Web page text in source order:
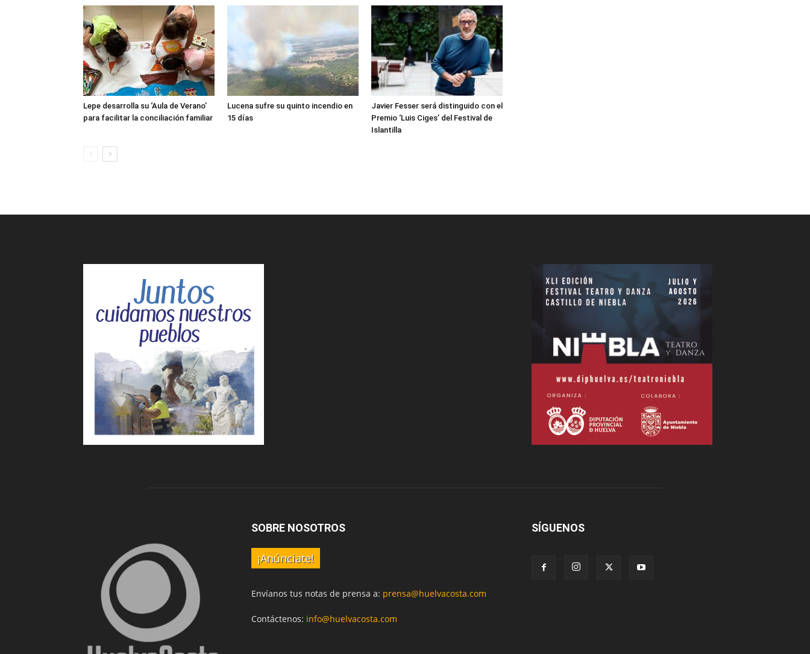
Lepe desarrolla su ‘Aula de Verano’
para facilitar la conciliación familiar
Lucena sufre su quinto incendio en
15 días
Javier Fesser será distinguido con el
Premio ‘Luis Ciges’ del Festival de
Islantilla
SOBRE NOSOTROS
¡Anúnciate!
Envíanos tus notas de prensa a: prensa@huelvacosta.com
Contáctenos: info@huelvacosta.com
SÍGUENOS